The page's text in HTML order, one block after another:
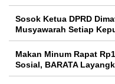
Sosok Ketua DPRD
Musyawarah Setiap
Makan Minum Rapat
Sosial, BARATA